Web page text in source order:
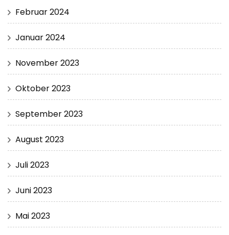
Februar 2024
Januar 2024
November 2023
Oktober 2023
September 2023
August 2023
Juli 2023
Juni 2023
Mai 2023